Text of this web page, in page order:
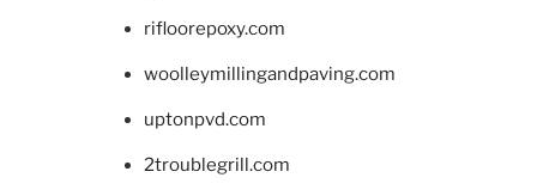
rifloorepoxy.com
woolleymillingandpaving.com
uptonpvd.com
2troublegrill.com